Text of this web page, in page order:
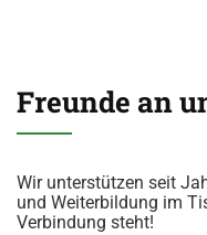
Freunde an
Wir unterstützen seit
und Weiterbildung im
Verbindung steht!